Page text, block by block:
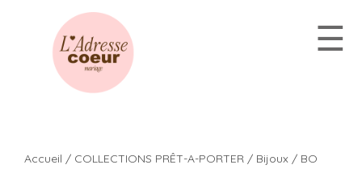
☰
Accueil / COLLECTIONS PRÊT-A-PORTER / Bijoux / BO